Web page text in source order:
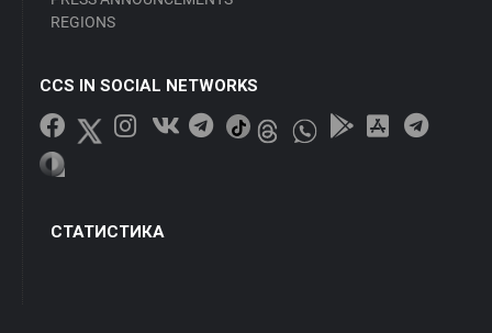
REGIONS
CCS IN SOCIAL NETWORKS
СТАТИСТИКА